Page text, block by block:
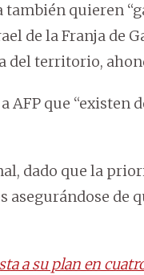
quieren
de la Franja de
del territorio,
AFP que “existen
dado que la
asegurándose de
a su plan en